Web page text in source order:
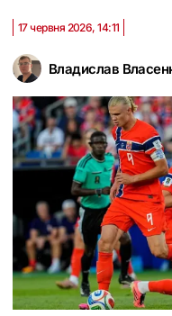
Владислав
17 червня 2026, 14:11